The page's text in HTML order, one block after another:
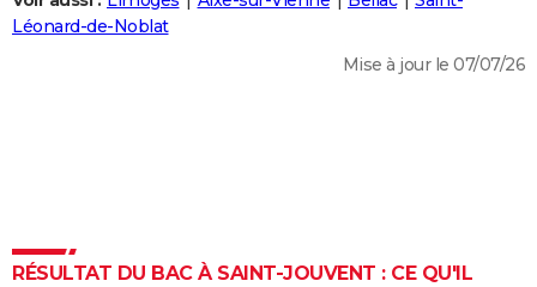
Destinations
City break
Voyage nature
Voyage de noces
Forum
Climat
+
PHOTO
Dictionnaire
Biographies
Citations
Expressions
Proverbes
PROGRAMME TV
Léonard-de-Noblat
Mise à jour le 07/07/26
RÉSULTAT DU BAC À SAINT-JOUVENT : CE QU'IL